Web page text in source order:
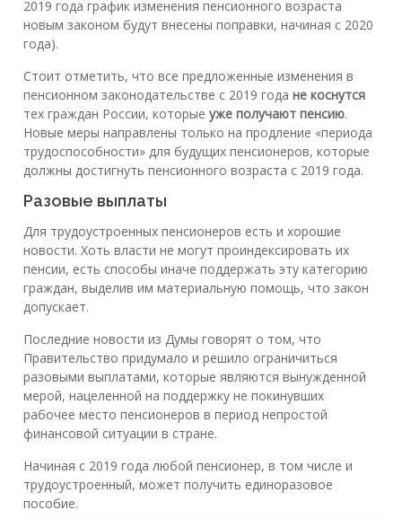
2019 года график изменения пенсионного возраста
новым законом будут внесены поправки, начиная с 2020
года).
Стоит отметить, что все предложенные изменения в
пенсионном законодательстве с 2019 года не коснутся
тех граждан России, которые уже получают пенсию.
Новые меры направлены только на продление «периода
трудоспособности» для будущих пенсионеров, которые
должны достигнуть пенсионного возраста с 2019 года.
Разовые выплаты
Для трудоустроенных пенсионеров есть и хорошие
новости. Хоть власти не могут проиндексировать их
пенсии, есть способы иначе поддержать эту категорию
граждан, выделив им материальную помощь, что закон
допускает.
Последние новости из Думы говорят о том, что
Правительство придумало и решило ограничиться
разовыми выплатами, которые являются вынужденной
мерой, нацеленной на поддержку не покинувших
рабочее место пенсионеров в период непростой
финансовой ситуации в стране.
Начиная с 2019 года любой пенсионер, в том числе и
трудоустроенный, может получить единоразовое
пособие.